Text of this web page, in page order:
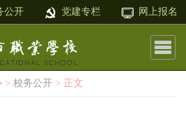
公开 党建专栏 网上报名
>校务公开 > 正文